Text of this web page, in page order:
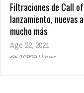
Filtraciones de Call
lanzamiento, nuevas
mucho más
Ago 22, 2021
10829 Views
La configuración de